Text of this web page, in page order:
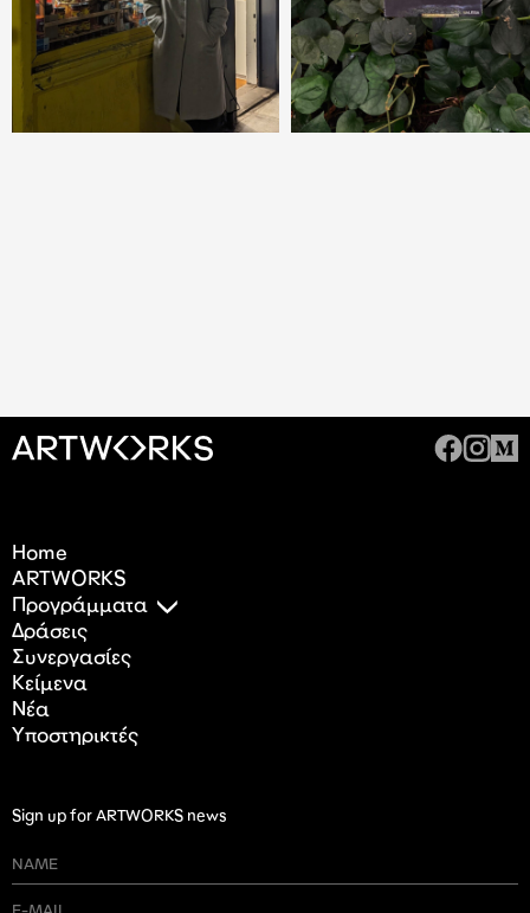
Home
ARTWORKS
Προγράμματα
Δράσεις
Συνεργασίες
Κείμενα
Nέα
Υποστηρικτές
Sign up for ARTWORKS news